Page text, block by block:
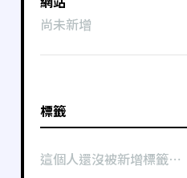
尚未新增
標籤
這個人還沒被新增標籤⋯